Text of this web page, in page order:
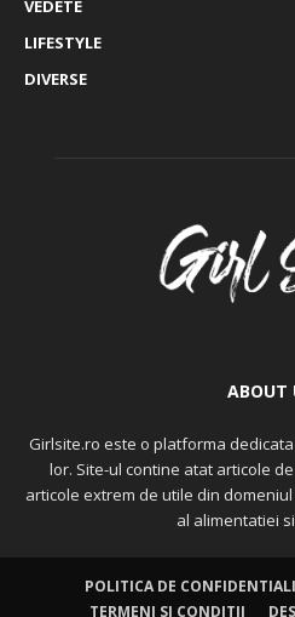
VEDETE
LIFESTYLE
DIVERSE
ABOUT
Girlsite.ro este o platforma
lor. Site-ul contine atat articole
articole extrem de utile din
al alimentatiei
POLITICA DE
TERMENI SI CONDITII